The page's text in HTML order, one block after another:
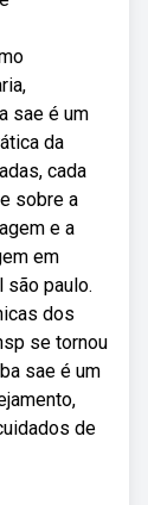
sae é um
da
cada
sobre a
e a
em
paulo.
dos
se tornou
sae é um
de